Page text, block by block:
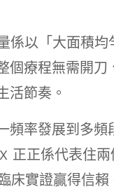
係以「大面積
個療程無需開
活節奏。
率發展到多頻
正係代表住
實證贏得信賴